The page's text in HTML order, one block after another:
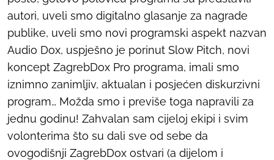
autori, uveli smo digitalno glasanje za nagrade
publike, uveli smo novi programski aspekt nazvan
Audio Dox, uspješno je porinut Slow Pitch, novi
koncept ZagrebDox Pro programa, imali smo
iznimno zanimljiv, aktualan i posjećen diskurzivni
program… Možda smo i previše toga napravili za
jednu godinu! Zahvalan sam cijeloj ekipi i svim
volonterima što su dali sve od sebe da
ovogodišnji ZagrebDox ostvari (a dijelom i